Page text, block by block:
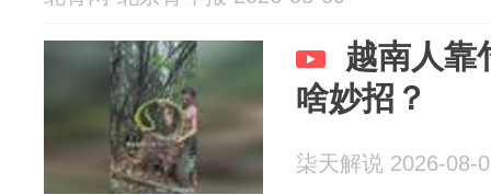
越南人靠
啥妙招？
柒天解说 2026-08-